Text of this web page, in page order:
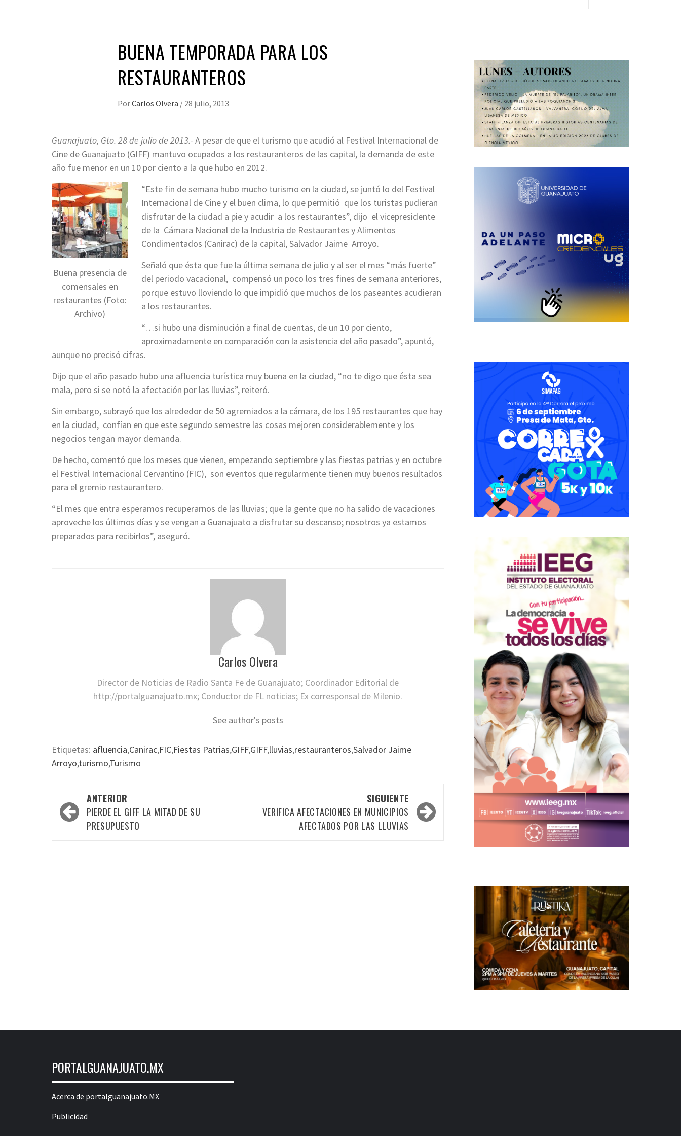
BUENA TEMPORADA PARA LOS
RESTAURANTEROS
PorCarlos Olvera / 28 julio, 2013
Guanajuato, Gto. 28 de julio de 2013.-A pesar de que el turismo que acudió al Festival Internacional de
Cine de Guanajuato (GIFF) mantuvo ocupados a los restauranteros de las capital, la demanda de este
año fue menor en un 10 por ciento a la que hubo en 2012.
Buena presencia de
comensales en
restaurantes (Foto:
Archivo)
“Este fin de semana hubo mucho turismo en la ciudad, se juntó lo del Festival
Internacional de Cine y el buen clima, lo que permitió que los turistas pudieran
disfrutar de la ciudad a pie y acudir a los restaurantes”, dijo el vicepresidente
de la Cámara Nacional de la Industria de Restaurantes y Alimentos
Condimentados (Canirac) de la capital, Salvador Jaime Arroyo.
Señaló que ésta que fue la última semana de julio y al ser el mes “más fuerte”
del periodo vacacional, compensó un poco los tres fines de semana anteriores,
porque estuvo lloviendo lo que impidió que muchos de los paseantes acudieran
a los restaurantes.
“…si hubo una disminución a final de cuentas, de un 10 por ciento,
aproximadamente en comparación con la asistencia del año pasado”, apuntó,
aunque no precisó cifras.
Dijo que el año pasado hubo una afluencia turística muy buena en la ciudad, “no te digo que ésta sea
mala, pero si se notó la afectación por las lluvias”, reiteró.
Sin embargo, subrayó que los alrededor de 50 agremiados a la cámara, de los 195 restaurantes que hay
en la ciudad, confían en que este segundo semestre las cosas mejoren considerablemente y los
negocios tengan mayor demanda.
De hecho, comentó que los meses que vienen, empezando septiembre y las fiestas patrias y en octubre
el Festival Internacional Cervantino (FIC), son eventos que regularmente tienen muy buenos resultados
para el gremio restaurantero.
“El mes que entra esperamos recuperarnos de las lluvias; que la gente que no ha salido de vacaciones
aproveche los últimos días y se vengan a Guanajuato a disfrutar su descanso; nosotros ya estamos
preparados para recibirlos”, aseguró.
Carlos Olvera
Director de Noticias de Radio Santa Fe de Guanajuato; Coordinador Editorial de
http://portalguanajuato.mx; Conductor de FL noticias; Ex corresponsal de Milenio.
See author's posts
Etiquetas: afluencia,Canirac,FIC,Fiestas Patrias,GIFF,GIFF,lluvias,restauranteros,Salvador Jaime
Arroyo,turismo,Turismo
Navegación
por
ANTERIOR
PIERDE EL GIFF LA MITAD DE SU
PRESUPUESTO
SIGUIENTE
VERIFICA AFECTACIONES EN MUNICIPIOS
AFECTADOS POR LAS LLUVIAS
PORTALGUANAJUATO.MX
Acerca de portalguanajuato.MX
Publicidad